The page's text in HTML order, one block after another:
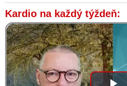
Kardio na každý týždeň: